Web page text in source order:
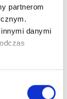
partnerom
danymi